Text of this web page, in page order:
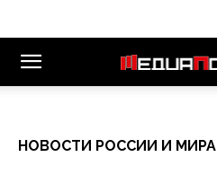
НОВОСТИ РОССИИ И МИРА